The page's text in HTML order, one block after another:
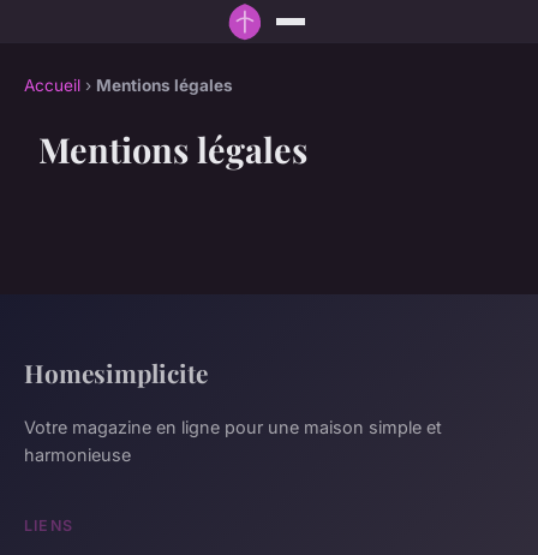
Accueil › Mentions légales
Mentions légales
Homesimplicite
Votre magazine en ligne pour une maison simple et
harmonieuse
LIENS